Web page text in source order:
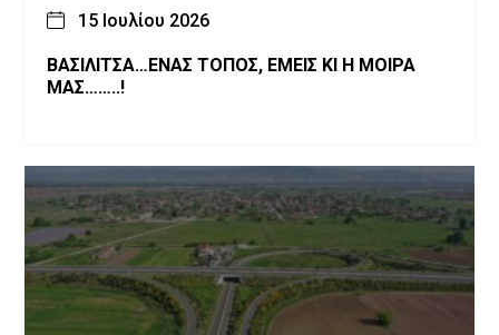
15 Ιουλίου 2026
ΒΑΣΙΛΙΤΣΑ…ΕΝΑΣ ΤΟΠΟΣ, ΕΜΕΙΣ ΚΙ Η ΜΟΙΡΑ
ΜΑΣ……..!